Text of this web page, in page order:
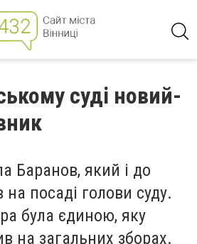
суді новий-
Баранов, який і до
посаді голови суду.
була єдиною, яку
на загальних зборах.